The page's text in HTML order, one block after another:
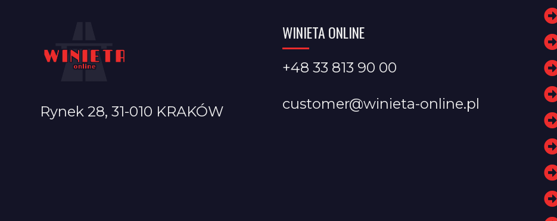
Rynek 28, 31-010 KRAKÓW
WINIETA ONLINE
+48 33 813 90 00
customer@winieta-online.pl